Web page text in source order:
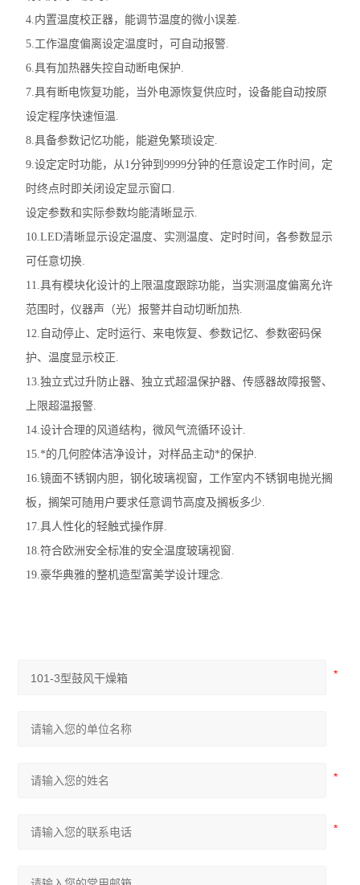
4.内置温度校正器，能调节温度的微小误差.
5.工作温度偏离设定温度时，可自动报警.
6.具有加热器失控自动断电保护.
7.具有断电恢复功能，当外电源恢复供应时，设备能自动按原
设定程序快速恒温.
8.具备参数记忆功能，能避免繁琐设定.
9.设定定时功能，从1分钟到9999分钟的任意设定工作时间，定
时终点时即关闭设定显示窗口.
设定参数和实际参数均能清晰显示.
10.LED清晰显示设定温度、实测温度、定时时间，各参数显示
可任意切换.
11.具有模块化设计的上限温度跟踪功能，当实测温度偏离允许
范围时，仪器声（光）报警并自动切断加热.
12.自动停止、定时运行、来电恢复、参数记忆、参数密码保
护、温度显示校正.
13.独立式过升防止器、独立式超温保护器、传感器故障报警、
上限超温报警.
14.设计合理的风道结构，微风气流循环设计.
15.*的几何腔体洁净设计，对样品主动*的保护.
16.镜面不锈钢内胆，钢化玻璃视窗，工作室内不锈钢电抛光搁
板，搁架可随用户要求任意调节高度及搁板多少.
17.具人性化的轻触式操作屏.
18.符合欧洲安全标准的安全温度玻璃视窗.
19.豪华典雅的整机造型富美学设计理念.